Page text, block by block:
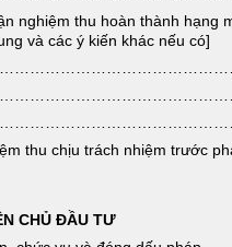
nghiệm thu hoàn thành
và các ý kiến khác nếu có]
thu chịu trách nhiệm trước
CHỦ ĐẦU TƯ